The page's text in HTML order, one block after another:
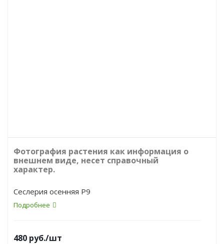
Фотография растения как информация о
внешнем виде, несет справочный
характер.
Сеслерия осенняя P9
Подробнее
480 руб./шт